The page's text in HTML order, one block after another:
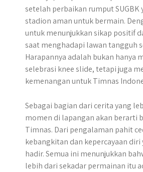
setelah perbaikan rumput SUGBK
stadion aman untuk bermain.​
untuk menunjukkan sikap positif
saat menghadapi lawan tangguh
Harapannya adalah bukan hanya
selebrasi knee slide, tetapi juga
kemenangan untuk Timnas
Sebagai bagian dari cerita yang
momen di lapangan akan berarti
Timnas. Dari pengalaman pahit
kebangkitan dan kepercayaan
hadir. Semua ini menunjukkan
lebih dari sekadar permainan itu